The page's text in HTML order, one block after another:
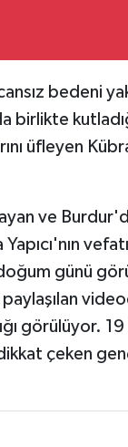
bedeni
birlikte
üfleyen
ve
günü
görülüyor.
çeken